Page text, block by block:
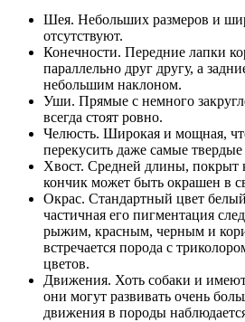
Шея. Небольших размеров и
отсутствуют.
Конечности. Передние лапки
параллельно друг другу, а
небольшим наклоном.
Уши. Прямые с немного
всегда стоят ровно.
Челюсть. Широкая и мощная,
перекусить даже самые твердые
Хвост. Средней длины, покрыт
кончик может быть окрашен в
Окрас. Стандартный цвет
частичная его пигментация
рыжим, красным, черным и
встречается порода с
цветов.
Движения. Хоть собаки и
они могут развивать очень
движения в породы